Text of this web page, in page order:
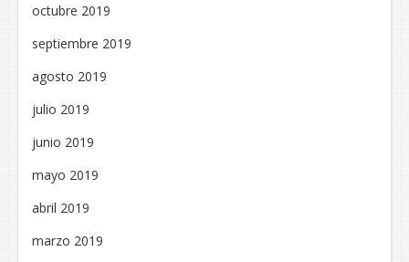
octubre 2019
septiembre 2019
agosto 2019
julio 2019
junio 2019
mayo 2019
abril 2019
marzo 2019